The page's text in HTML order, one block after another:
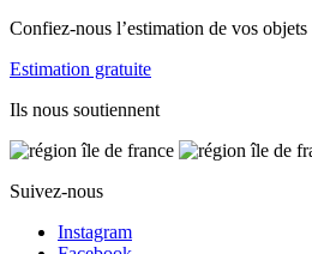
Confiez-nous l’estimation de vos objets
Estimation gratuite
Ils nous soutiennent
Suivez-nous
Instagram